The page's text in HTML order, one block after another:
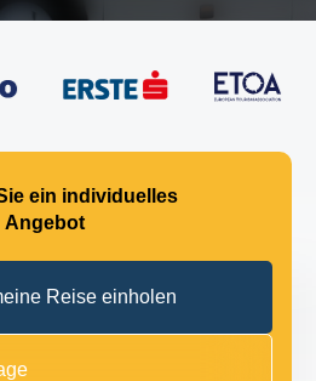
ein individuelles
Angebot
Reise einholen